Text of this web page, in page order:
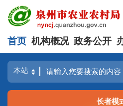
首页 机构概况 政务公开
长者模